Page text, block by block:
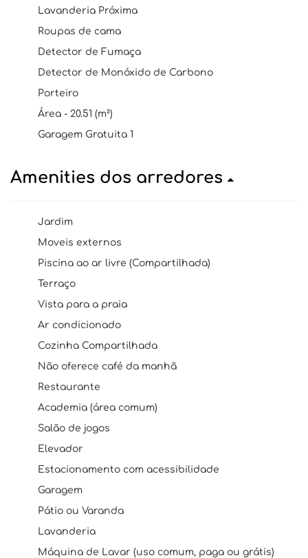
Lavanderia Próxima
Roupas de cama
Detector de Fumaça
Detector de Monóxido de Carbono
Porteiro
Área - 20.51 (m²)
Garagem Gratuita 1
Amenities dos arredores
Jardim
Moveis externos
Piscina ao ar livre (Compartilhada)
Terraço
Vista para a praia
Ar condicionado
Cozinha Compartilhada
Não oferece café da manhã
Restaurante
Academia (área comum)
Salão de jogos
Elevador
Estacionamento com acessibilidade
Garagem
Pátio ou Varanda
Lavanderia
Máquina de Lavar (uso comum, paga ou grátis)